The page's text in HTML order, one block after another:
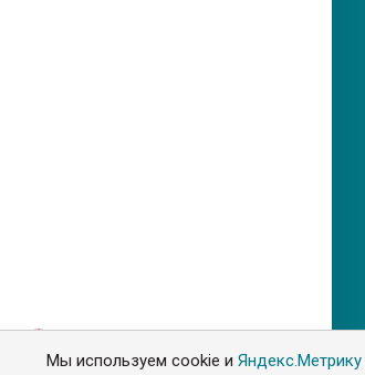
Мы используем cookie иЯндекс.Метрику